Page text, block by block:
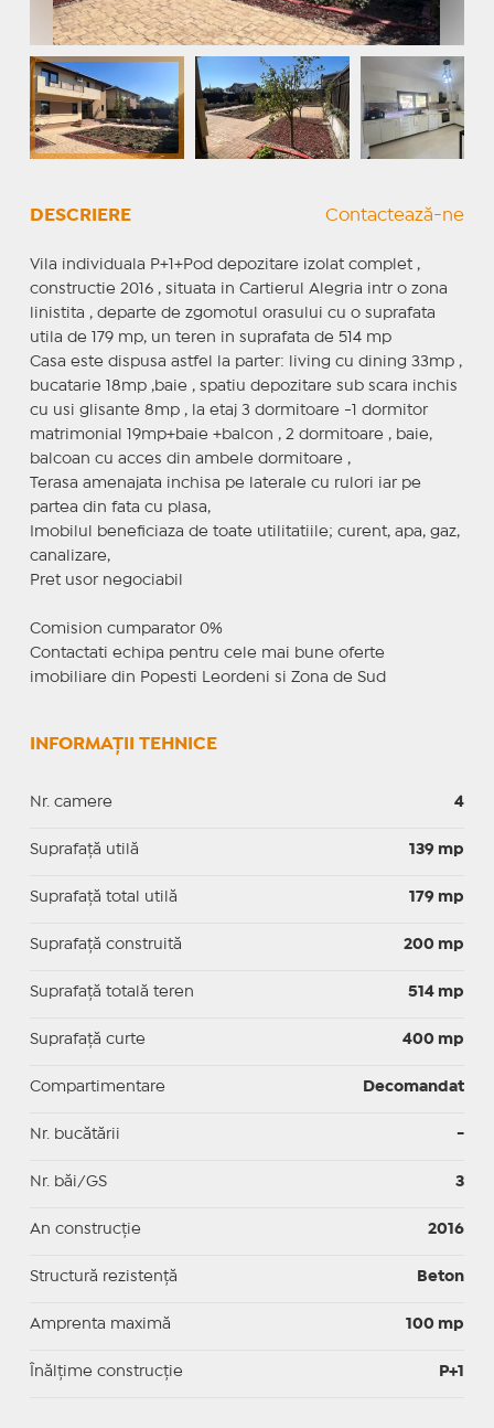
DESCRIERE Contactează-ne
Vila individuala P+1+Pod depozitare izolat complet ,
constructie 2016 , situata in Cartierul Alegria intr o zona
linistita , departe de zgomotul orasului cu o suprafata
utila de 179 mp, un teren in suprafata de 514 mp
Casa este dispusa astfel la parter: living cu dining 33mp ,
bucatarie 18mp ,baie , spatiu depozitare sub scara inchis
cu usi glisante 8mp , la etaj 3 dormitoare -1 dormitor
matrimonial 19mp+baie +balcon , 2 dormitoare , baie,
balcoan cu acces din ambele dormitoare ,
Terasa amenajata inchisa pe laterale cu rulori iar pe
partea din fata cu plasa,
Imobilul beneficiaza de toate utilitatiile; curent, apa, gaz,
canalizare,
Pret usor negociabil
Comision cumparator 0%
Contactati echipa pentru cele mai bune oferte
imobiliare din Popesti Leordeni si Zona de Sud
INFORMAȚII TEHNICE
Nr. camere 4
Suprafaţă utilă 139 mp
Suprafaţă total utilă 179 mp
Suprafaţă construită 200 mp
Suprafață totală teren 514 mp
Suprafaţă curte 400 mp
Compartimentare Decomandat
Nr. bucătării -
Nr. băi/GS 3
An construcție 2016
Structură rezistență Beton
Amprenta maximă 100 mp
Înălțime construcție P+1